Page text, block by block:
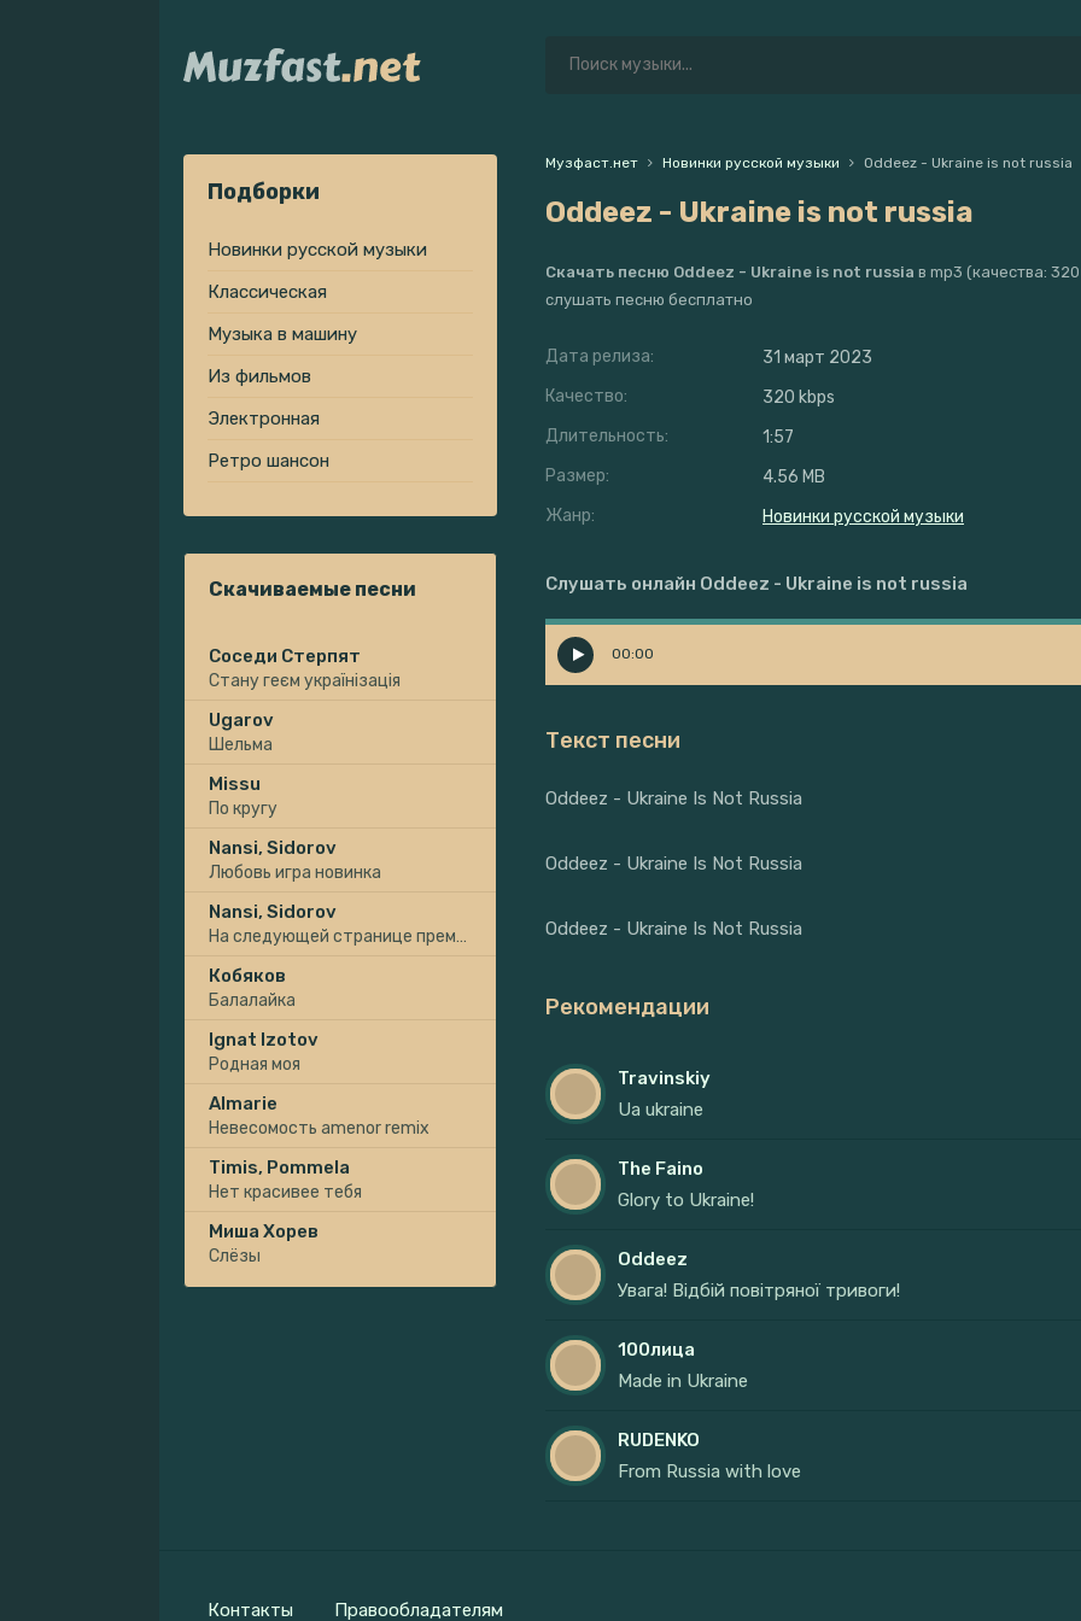
Подборки
Новинки русской музыки
Классическая
Музыка в машину
Из фильмов
Электронная
Ретро шансон
Скачиваемые песни
Соседи Стерпят
Стану геєм українізація
Ugarov
Шельма
Missu
По кругу
Nansi, Sidorov
Любовь игра новинка
Nansi, Sidorov
На следующей странице премьера
Кобяков
Балалайка
Ignat Izotov
Родная моя
Almarie
Невесомость amenor remix
Timis, Pommela
Нет красивее тебя
Миша Хорев
Слёзы
Музфаст.нет Новинки русской музыки Oddeez - Ukraine is not russia
Oddeez - Ukraine is not russia
Скачать песню Oddeez - Ukraine is not russia в mp3 (качества:
слушать песню бесплатно
Дата релиза:
31 март 2023
Качество:
320 kbps
Длительность:
1:57
Размер:
4.56 MB
Жанр:
Новинки русской музыки
Слушать онлайн Oddeez - Ukraine is not russia
00:00
Текст песни
Oddeez - Ukraine Is Not Russia
Oddeez - Ukraine Is Not Russia
Oddeez - Ukraine Is Not Russia
Рекомендации
Travinskiy
Ua ukraine
The Faino
Glory to Ukraine!
Oddeez
Увага! Відбій повітряної тривоги!
100лица
Made in Ukraine
RUDENKO
From Russia with love
Контакты Правообладателям